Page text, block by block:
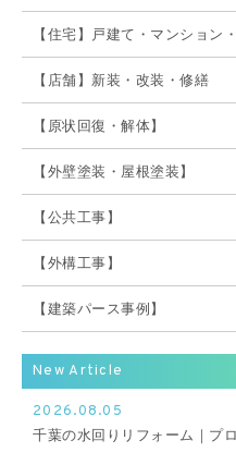
【住宅】戸建て・マンション
【店舗】新装・改装・修繕
【原状回復・解体】
【外壁塗装・屋根塗装】
【公共工事】
【外構工事】
【建築パース事例】
New Article
2026.08.05
千葉の水回りリフォーム｜プ